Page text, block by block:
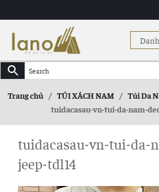
Trang chủ / TÚI XÁCH NAM / Túi Da
tuidacasau-vn-tui-da-nam-
tuidacasau-vn-tui-da-
jeep-tdl14